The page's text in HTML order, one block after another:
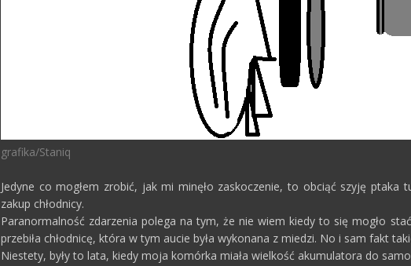
grafika/Staniq
Jedyne co mogłem zrobić, jak mi minęło zaskoczenie, to obciąć szyję
zakup chłodnicy.
Paranormalność zdarzenia polega na tym, że nie wiem kiedy to się mogło
przebiła chłodnicę, która w tym aucie była wykonana z miedzi. No i sam fakt
Niestety, były to lata, kiedy moja komórka miała wielkość akumulatora do